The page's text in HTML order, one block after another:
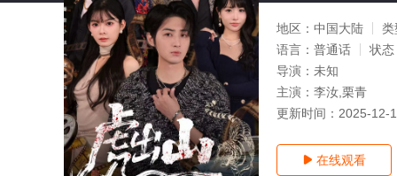
地区： 中国大陆
类
语言： 普通话
状态
导演： 未知
主演： 李汝,栗青
更新时间： 2025-12-
 在线观看